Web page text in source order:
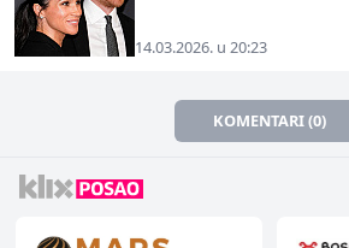
14.03.2026. u 20:23
KOMENTARI (0)